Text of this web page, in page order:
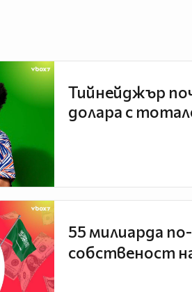
Тийнейджър
долара с
55 милиарда
собственост